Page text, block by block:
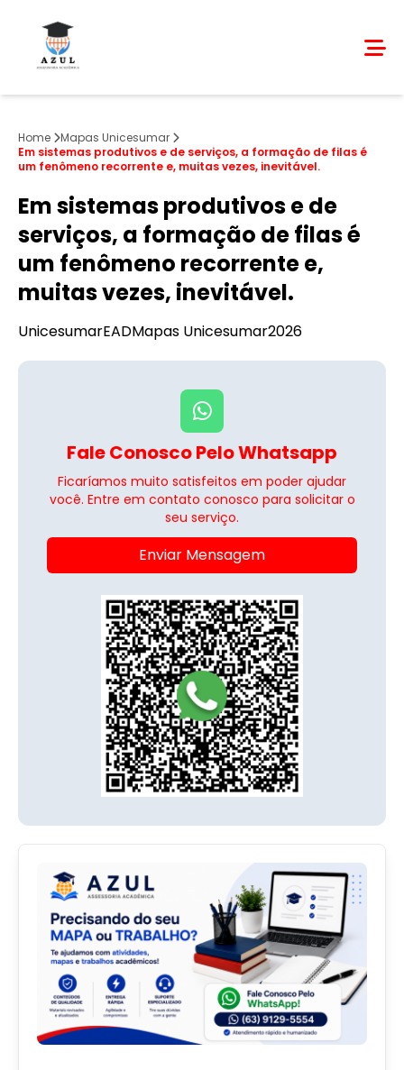
Home
Mapas Unicesumar
Em sistemas produtivos e de serviços, a formação de filas é
um fenômeno recorrente e, muitas vezes, inevitável.
Em sistemas produtivos e de
serviços, a formação de filas é
um fenômeno recorrente e,
muitas vezes, inevitável.
UnicesumarEADMapas Unicesumar2026
Fale Conosco Pelo Whatsapp
Ficaríamos muito satisfeitos em poder ajudar
você. Entre em contato conosco para solicitar o
seu serviço.
Enviar Mensagem